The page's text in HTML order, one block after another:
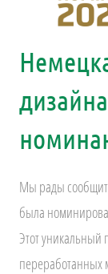
Мы рады
была
Этот уникальный
переработанных